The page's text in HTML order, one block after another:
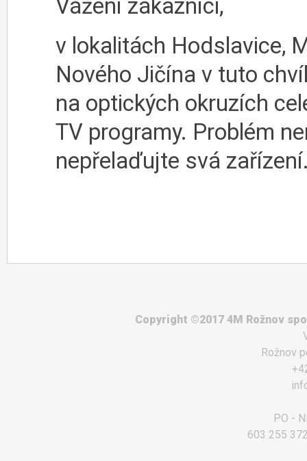
Vážení zákazníci,
v lokalitách Hodslavice,
Nového Jičína v tuto
na optických okruzích
TV programy. Problém
nepřelaďujte svá
Copyright ©2017 4M Rožnov
Rožnov
PO -
603 255